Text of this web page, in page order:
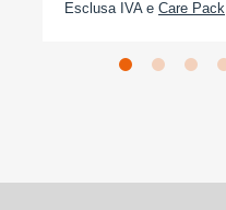
Esclusa IVA e Care Pack